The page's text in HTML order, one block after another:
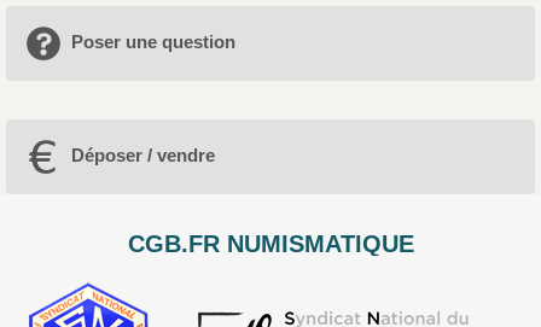
Poser une question
Déposer / vendre
CGB.FR NUMISMATIQUE